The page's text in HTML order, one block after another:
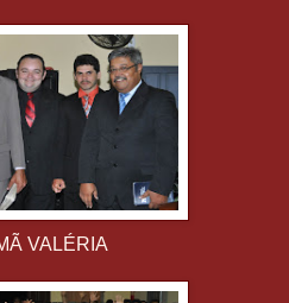
VALÉRIA